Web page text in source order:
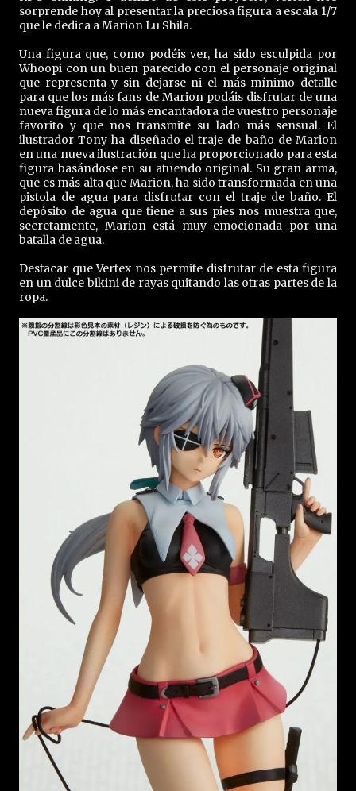
sorprende hoy al presentar la preciosa figura a escala 1/7
que le dedica a Marion Lu Shila.
Una figura que, como podéis ver, ha sido esculpida por
Whoopi con un buen parecido con el personaje original
que representa y sin dejarse ni el más mínimo detalle
para que los más fans de Marion podáis disfrutar de una
nueva figura de lo más encantadora de vuestro personaje
favorito y que nos transmite su lado más sensual. El
ilustrador Tony ha diseñado el traje de baño de Marion
en una nueva ilustración que ha proporcionado para esta
figura basándose en su atuendo original. Su gran arma,
que es más alta que Marion, ha sido transformada en una
pistola de agua para disfrutar con el traje de baño. El
depósito de agua que tiene a sus pies nos muestra que,
secretamente, Marion está muy emocionada por una
batalla de agua.
Destacar que Vertex nos permite disfrutar de esta figura
en un dulce bikini de rayas quitando las otras partes de la
ropa.